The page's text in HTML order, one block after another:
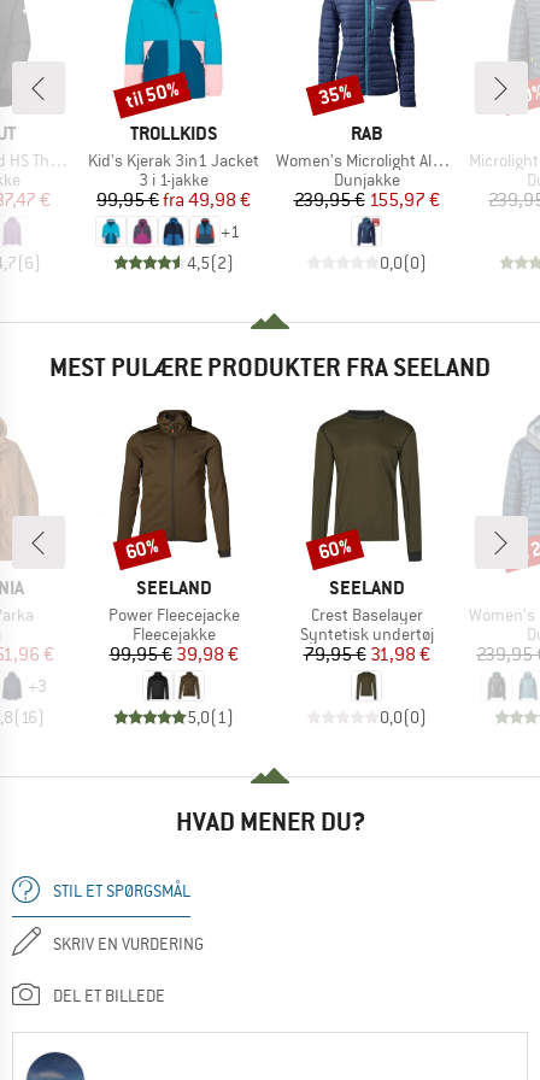
Jacket
pris
€
(6)
MÆRKE
TROLLKIDS
Artikel
Kid's Kjerak 3in1 Jacket
Produktgruppe
3 i 1-jakke
Pris
99,95 € Nedsat pris
fra 49,98 €
+1
4,5(2)
Rabat
til 50%
MÆRKE
RAB
Artikel
Women's Microlight Alpine Jacket Exclusive
Produktgruppe
Dunjakke
Pris
239,95 €Nedsat pris
155,97 €
0,0(0)
Rabat
35%
Artikel
Microlight
MEST PULÆRE PRODUKTER FRA SEELAND
pris
€
+3
(16)
MÆRKE
SEELAND
Artikel
Power Fleecejacke
Produktgruppe
Fleecejakke
Pris
99,95 €Nedsat pris
39,98 €
5,0(1)
Rabat
60%
MÆRKE
SEELAND
Artikel
Crest Baselayer
Produktgruppe
Syntetisk undertøj
Pris
79,95 €Nedsat pris
31,98 €
0,0(0)
Rabat
60%
Artikel
Women's
239,95
HVAD MENER DU?
STIL ET SPØRGSMÅL
SKRIV EN VURDERING
DEL ET BILLEDE